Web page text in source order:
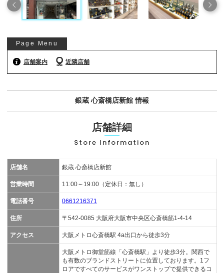
お問い合わせ
0120-954-800
メール査定はこちらから
Page Menu
店舗案内 近隣店舗
銀蔵 心斎橋店新館 情報
店舗詳細
Store Information
店舗名 銀蔵 心斎橋店新館
営業時間 11:00～19:00（定休日：無し）
電話番号 0661216371
住所 〒542-0085 大阪府大阪市中央区心斎橋筋1-4-14
アクセス 大阪メトロ心斎橋駅 4a出口から徒歩3分
大阪メトロ御堂筋線「心斎橋駅」より徒歩3分。関西で
も有数のブランドストリートに位置しております。1フ
ロアですべてのサービスがワンストップで提供できるコ